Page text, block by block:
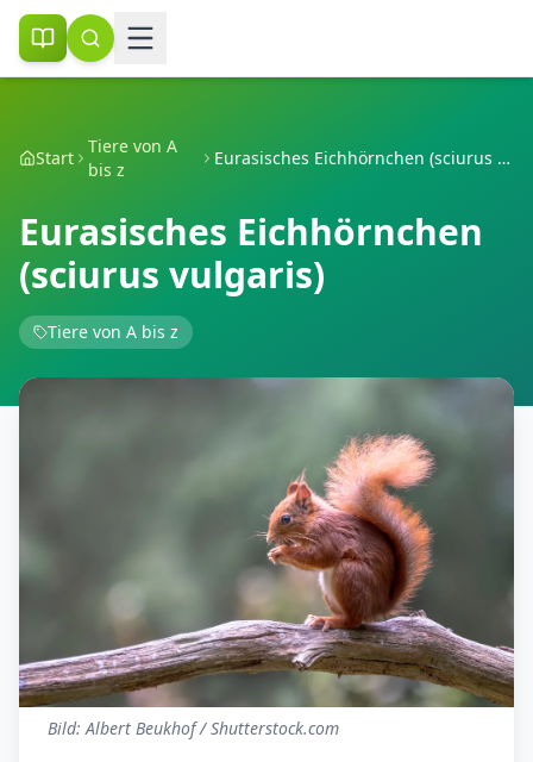
Start
Tiere von A
bis z
Eurasisches Eichhörnchen (sciurus vulgaris)
Eurasisches Eichhörnchen
(sciurus vulgaris)
Tiere von A bis z
Bild: Albert Beukhof / Shutterstock.com